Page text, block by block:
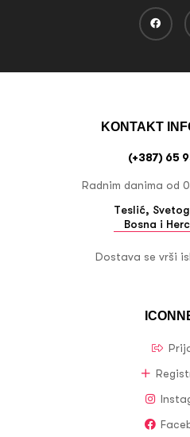
KONTAKT
(+387) 65
Radnim danima od
Teslić,
Bosna i
Dostava se vrši